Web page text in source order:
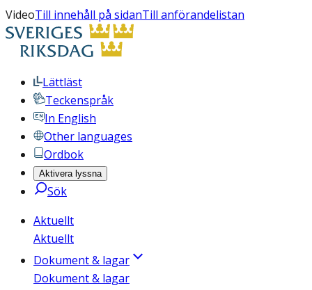
VideoTill innehåll på sidanTill anförandelistan
Lättläst
Teckenspråk
In English
Other languages
Ordbok
Aktivera lyssna
Sök
Aktuellt
Aktuellt
Dokument & lagar
Dokument & lagar